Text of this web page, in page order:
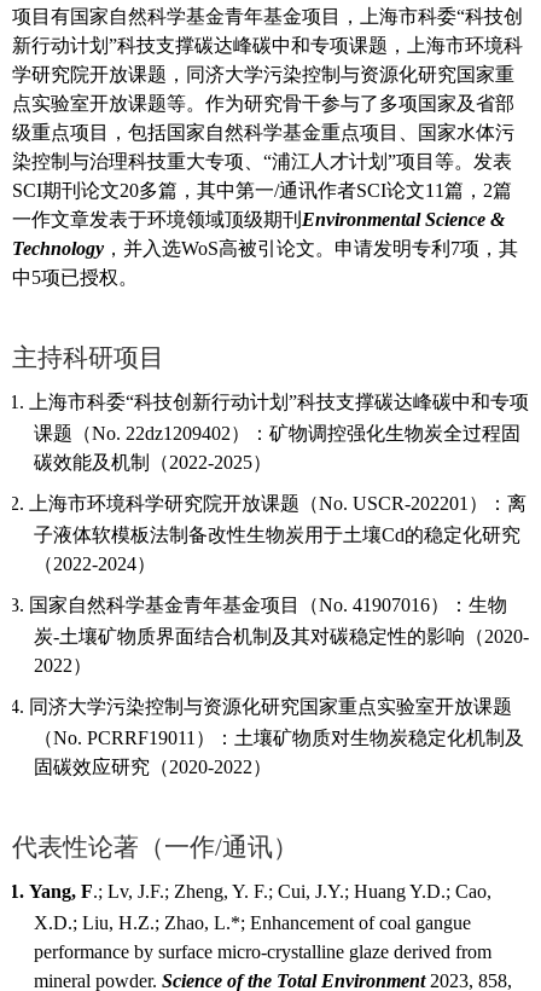
项目有国家自然科学基金青年基金项目，上海市科委“科技创
新行动计划”科技支撑碳达峰碳中和专项课题，上海市环境科
学研究院开放课题，同济大学污染控制与资源化研究国家重
点实验室开放课题等。作为研究骨干参与了多项国家及省部
级重点项目，包括国家自然科学基金重点项目、国家水体污
染控制与治理科技重大专项、“浦江人才计划”项目等。发表
SCI期刊论文20多篇，其中第一/通讯作者SCI论文11篇，2篇
一作文章发表于环境领域顶级期刊 Environmental Science &
Technology ，并入选WoS高被引论文。申请发明专利7项，其
中5项已授权。
主持科研项目
1. 上海市科委“科技创新行动计划”科技支撑碳达峰碳中和专项
课题（No. 22dz1209402）：矿物调控强化生物炭全过程固
碳效能及机制（2022-2025）
2. 上海市环境科学研究院开放课题（No. USCR-202201）：离
子液体软模板法制备改性生物炭用于土壤Cd的稳定化研究
（2022-2024）
3. 国家自然科学基金青年基金项目（No. 41907016）：生物
炭-土壤矿物质界面结合机制及其对碳稳定性的影响（2020-
2022）
4. 同济大学污染控制与资源化研究国家重点实验室开放课题
（No. PCRRF19011）：土壤矿物质对生物炭稳定化机制及
固碳效应研究（2020-2022）
代表性论著（一作/通讯）
1. Yang, F.; Lv, J.F.; Zheng, Y. F.; Cui, J.Y.; Huang Y.D.; Cao,
X.D.; Liu, H.Z.; Zhao, L.*; Enhancement of coal gangue
performance by surface micro-crystalline glaze derived from
mineral powder. Science of the Total Environment2023, 858,